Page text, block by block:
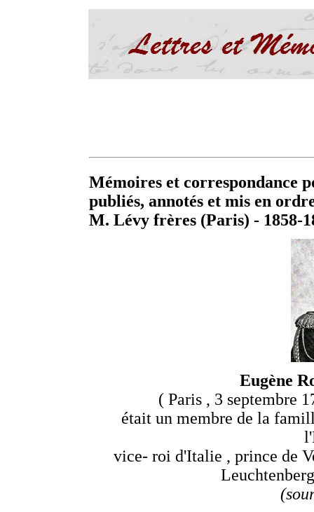
Mémoires et correspondance
publiés, annotés et mis en
M. Lévy frères (Paris) - 1858-
Eugène
( Paris , 3 septembre
était un membre de la
vice- roi d'Italie , prince de